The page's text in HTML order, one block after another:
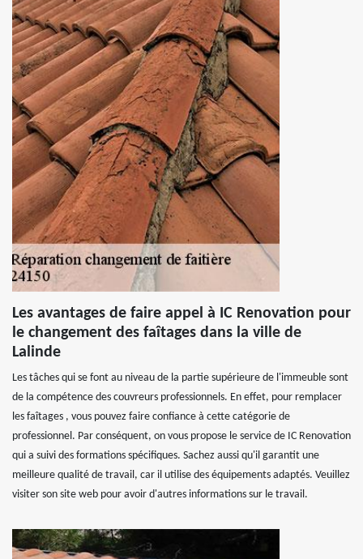
Les avantages de faire appel à IC Renovation pour
le changement des faîtages dans la ville de
Lalinde
Les tâches qui se font au niveau de la partie supérieure de l'immeuble sont
de la compétence des couvreurs professionnels. En effet, pour remplacer
les faîtages , vous pouvez faire confiance à cette catégorie de
professionnel. Par conséquent, on vous propose le service de IC Renovation
qui a suivi des formations spécifiques. Sachez aussi qu'il garantit une
meilleure qualité de travail, car il utilise des équipements adaptés. Veuillez
visiter son site web pour avoir d'autres informations sur le travail.